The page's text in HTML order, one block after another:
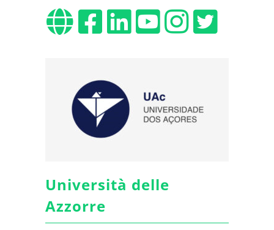
Università delle
Azzorre